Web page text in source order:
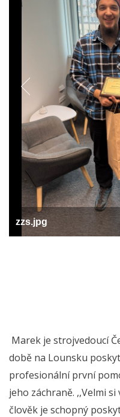
zzs.jpg
Marek je strojvedoucí
době na Lounsku
profesionální první
jeho záchraně. ,,Velmi
člověk je schopný